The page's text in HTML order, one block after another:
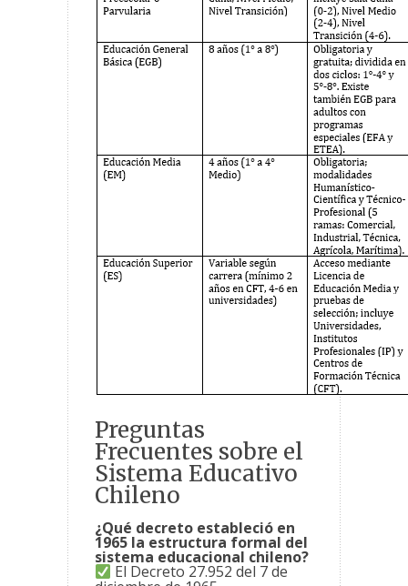
Preguntas
Frecuentes sobre el
Sistema Educativo
Chileno
¿Qué decreto estableció en
1965 la estructura formal del
sistema educacional chileno?
El Decreto 27.952 del 7 de